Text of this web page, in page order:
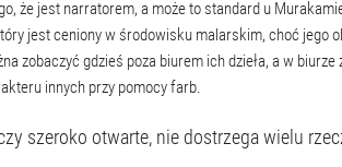
że jest narratorem, a może to standard u
jest ceniony w środowisku malarskim, choć jego
zobaczyć gdzieś poza biurem ich dzieła, a w
innych przy pomocy farb.
szeroko otwarte, nie dostrzega wielu